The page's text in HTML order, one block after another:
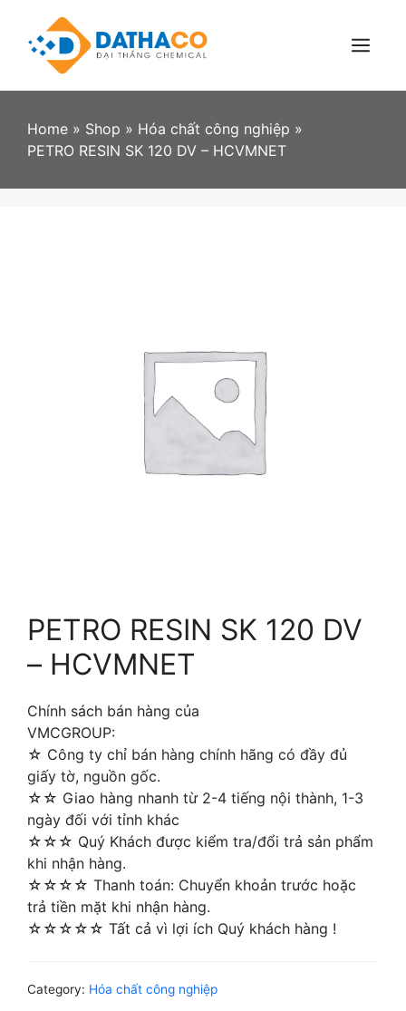
content
Menu
Home » Shop » Hóa chất công nghiệp »
PETRO RESIN SK 120 DV – HCVMNET
PETRO RESIN SK 120 DV
– HCVMNET
Chính sách bán hàng của
VMCGROUP:
☆ Công ty chỉ bán hàng chính hãng có đầy đủ
giấy tờ, nguồn gốc.
☆☆ Giao hàng nhanh từ 2-4 tiếng nội thành, 1-3
ngày đối với tỉnh khác
☆☆☆ Quý Khách được kiểm tra/đổi trả sản phẩm
khi nhận hàng.
☆☆☆☆ Thanh toán: Chuyển khoản trước hoặc
trả tiền mặt khi nhận hàng.
☆☆☆☆☆ Tất cả vì lợi ích Quý khách hàng !
Category: Hóa chất công nghiệp